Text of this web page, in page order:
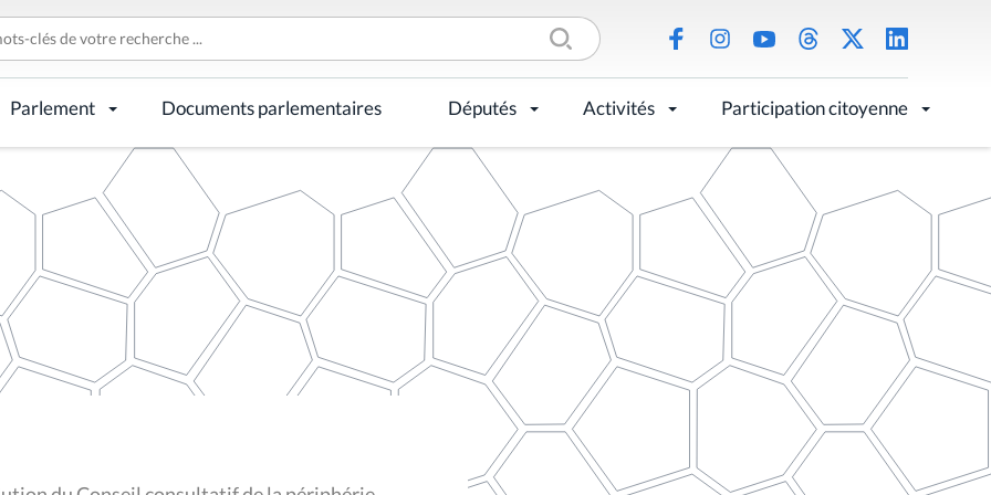
Parlement Documents parlementaires Députés Activités Participation citoyenne